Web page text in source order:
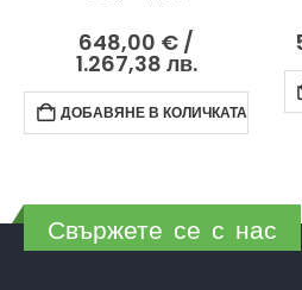
648,00 € /
1.267,38 лв.
ДОБАВЯНЕ В КОЛИЧКАТА
Свържете се с нас